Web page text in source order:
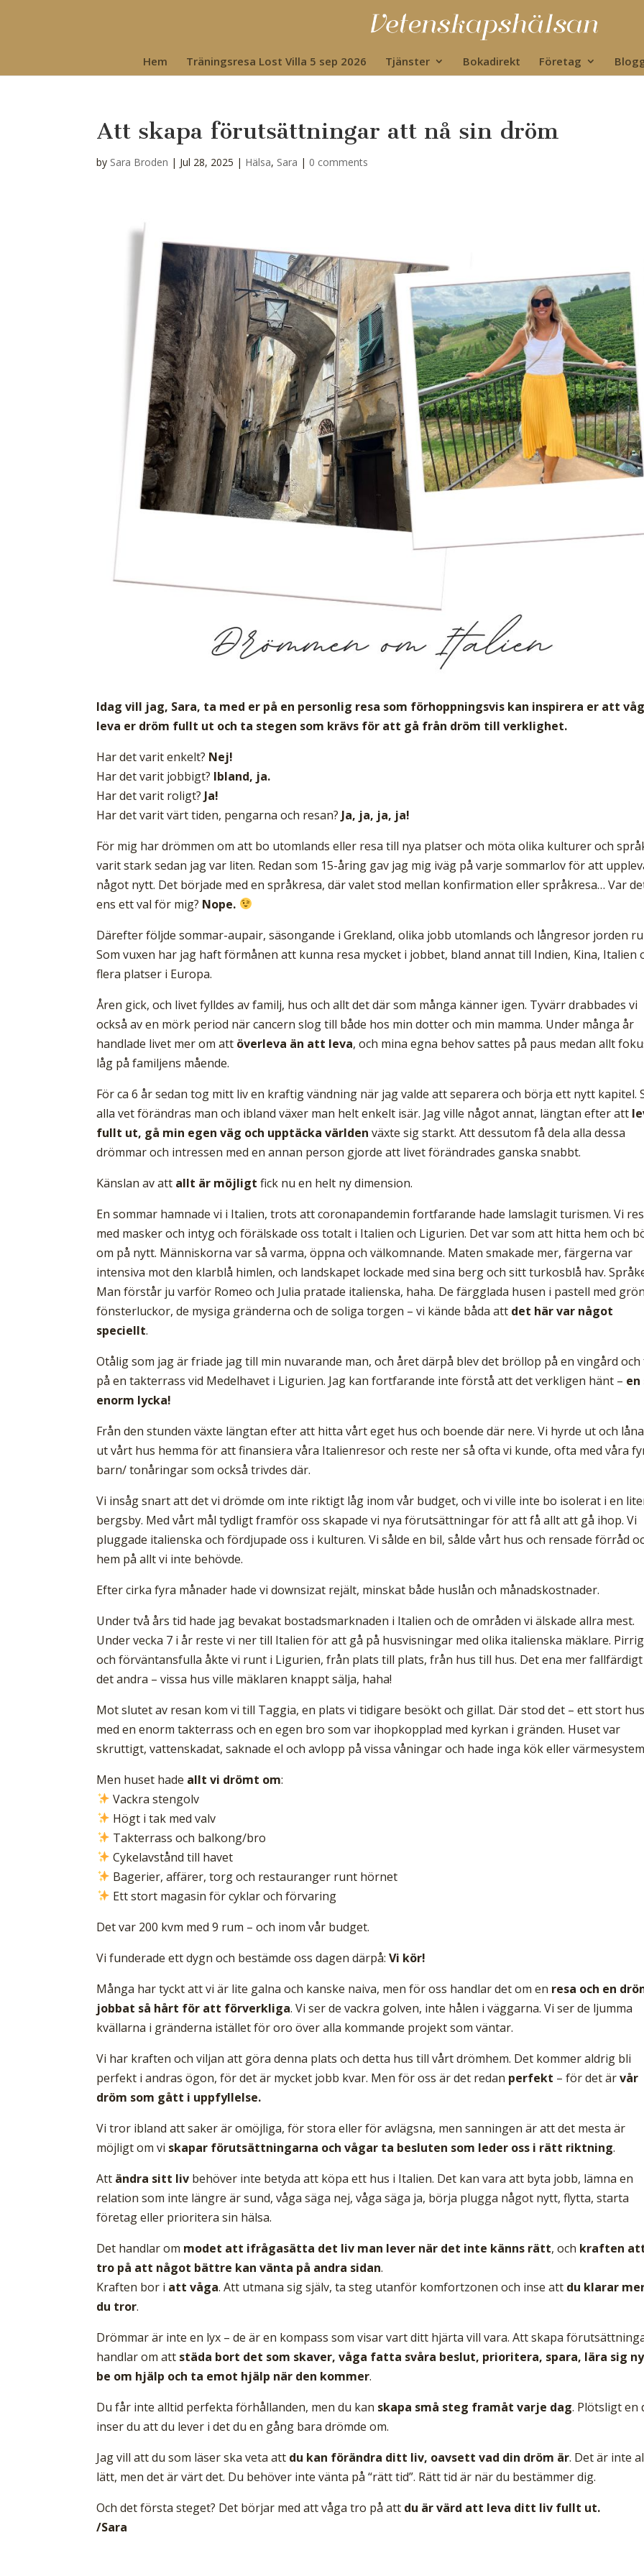
Hem Träningsresa Lost Villa 5 sep 2026 Tjänster Bokadirekt Företag
Att skapa förutsättningar att nå sin dröm
by Sara Broden | Jul 28, 2025 | Hälsa, Sara | 0 comments
Idag vill jag, Sara, ta med er på en personlig resa som förhoppningsvis kan inspirera er att
leva er dröm fullt ut och ta stegen som krävs för att gå från dröm till verklighet.
Har det varit enkelt? Nej!
Har det varit jobbigt? Ibland, ja.
Har det varit roligt? Ja!
Har det varit värt tiden, pengarna och resan? Ja, ja, ja, ja!
För mig har drömmen om att bo utomlands eller resa till nya platser och möta olika kulturer och
varit stark sedan jag var liten. Redan som 15-åring gav jag mig iväg på varje sommarlov för att
något nytt. Det började med en språkresa, där valet stod mellan konfirmation eller språkresa… Var
ens ett val för mig? Nope.
Därefter följde sommar-aupair, säsongande i Grekland, olika jobb utomlands och långresor jorden
Som vuxen har jag haft förmånen att kunna resa mycket i jobbet, bland annat till Indien, Kina, Italien
flera platser i Europa.
Åren gick, och livet fylldes av familj, hus och allt det där som många känner igen. Tyvärr drabbades vi
också av en mörk period när cancern slog till både hos min dotter och min mamma. Under många år
handlade livet mer om att överleva än att leva, och mina egna behov sattes på paus medan allt
låg på familjens mående.
För ca 6 år sedan tog mitt liv en kraftig vändning när jag valde att separera och börja ett nytt kapitel.
alla vet förändras man och ibland växer man helt enkelt isär. Jag ville något annat, längtan efter att
fullt ut, gå min egen väg och upptäcka världen växte sig starkt. Att dessutom få dela alla dessa
drömmar och intressen med en annan person gjorde att livet förändrades ganska snabbt.
Känslan av att allt är möjligt fick nu en helt ny dimension.
En sommar hamnade vi i Italien, trots att coronapandemin fortfarande hade lamslagit turismen. Vi
med masker och intyg och förälskade oss totalt i Italien och Ligurien. Det var som att hitta hem och
om på nytt. Människorna var så varma, öppna och välkomnande. Maten smakade mer, färgerna var
intensiva mot den klarblå himlen, och landskapet lockade med sina berg och sitt turkosblå hav.
Man förstår ju varför Romeo och Julia pratade italienska, haha. De färgglada husen i pastell med
fönsterluckor, de mysiga gränderna och de soliga torgen – vi kände båda att det här var något
speciellt.
Otålig som jag är friade jag till min nuvarande man, och året därpå blev det bröllop på en vingård
på en takterrass vid Medelhavet i Ligurien. Jag kan fortfarande inte förstå att det verkligen hänt – en
enorm lycka!
Från den stunden växte längtan efter att hitta vårt eget hus och boende där nere. Vi hyrde ut och
ut vårt hus hemma för att finansiera våra Italienresor och reste ner så ofta vi kunde, ofta med våra
barn/ tonåringar som också trivdes där.
Vi insåg snart att det vi drömde om inte riktigt låg inom vår budget, och vi ville inte bo isolerat i en
bergsby. Med vårt mål tydligt framför oss skapade vi nya förutsättningar för att få allt att gå ihop. Vi
pluggade italienska och fördjupade oss i kulturen. Vi sålde en bil, sålde vårt hus och rensade förråd
hem på allt vi inte behövde.
Efter cirka fyra månader hade vi downsizat rejält, minskat både huslån och månadskostnader.
Under två års tid hade jag bevakat bostadsmarknaden i Italien och de områden vi älskade allra mest.
Under vecka 7 i år reste vi ner till Italien för att gå på husvisningar med olika italienska mäklare.
och förväntansfulla åkte vi runt i Ligurien, från plats till plats, från hus till hus. Det ena mer fallfärdigt
det andra – vissa hus ville mäklaren knappt sälja, haha!
Mot slutet av resan kom vi till Taggia, en plats vi tidigare besökt och gillat. Där stod det – ett stort hus
med en enorm takterrass och en egen bro som var ihopkopplad med kyrkan i gränden. Huset var
skruttigt, vattenskadat, saknade el och avlopp på vissa våningar och hade inga kök eller
Men huset hade allt vi drömt om:
Vackra stengolv
Högt i tak med valv
Takterrass och balkong/bro
Cykelavstånd till havet
Bagerier, affärer, torg och restauranger runt hörnet
Ett stort magasin för cyklar och förvaring
Det var 200 kvm med 9 rum – och inom vår budget.
Vi funderade ett dygn och bestämde oss dagen därpå:Vi kör!
Många har tyckt att vi är lite galna och kanske naiva, men för oss handlar det om en resa och en
jobbat så hårt för att förverkliga. Vi ser de vackra golven, inte hålen i väggarna. Vi ser de ljumma
kvällarna i gränderna istället för oro över alla kommande projekt som väntar.
Vi har kraften och viljan att göra denna plats och detta hus till vårt drömhem. Det kommer aldrig bli
perfekt i andras ögon, för det är mycket jobb kvar. Men för oss är det redan perfekt – för det ärvår
dröm som gått i uppfyllelse.
Vi tror ibland att saker är omöjliga, för stora eller för avlägsna, men sanningen är att det mesta är
möjligt om vi skapar förutsättningarna och vågar ta besluten som leder oss i rätt riktning.
Att ändra sitt liv behöver inte betyda att köpa ett hus i Italien. Det kan vara att byta jobb, lämna en
relation som inte längre är sund, våga säga nej, våga säga ja, börja plugga något nytt, flytta, starta
företag eller prioritera sin hälsa.
Det handlar om modet att ifrågasätta det liv man lever när det inte känns rätt, och kraften
tro på att något bättre kan vänta på andra sidan.
Kraften bor i att våga. Att utmana sig själv, ta steg utanför komfortzonen och inse att du klarar
du tror.
Drömmar är inte en lyx – de är en kompass som visar vart ditt hjärta vill vara. Att skapa
handlar om att städa bort det som skaver, våga fatta svåra beslut, prioritera, spara, lära sig
be om hjälp och ta emot hjälp när den kommer.
Du får inte alltid perfekta förhållanden, men du kan skapa små steg framåt varje dag. Plötsligt en
inser du att du lever i det du en gång bara drömde om.
Jag vill att du som läser ska veta att du kan förändra ditt liv, oavsett vad din dröm är. Det är inte
lätt, men det är värt det. Du behöver inte vänta på “rätt tid”. Rätt tid är när du bestämmer dig.
Och det första steget? Det börjar med att våga tro på att du är värd att leva ditt liv fullt ut.
/Sara